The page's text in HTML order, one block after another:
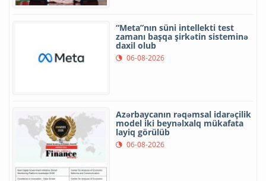
“Meta”nın süni intellekti test
zamanı başqa şirkətin sisteminə
daxil olub
06-08-2026
Azərbaycanın rəqəmsal idarəçilik
model iki beynəlxalq mükafata
layiq görülüb
06-08-2026